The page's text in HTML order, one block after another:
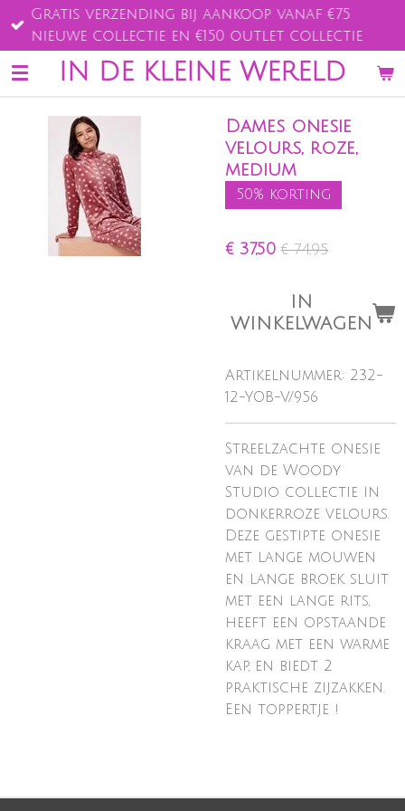
Ga
direct
naar
de
IN DE KLEINE WERELD
Gratis verzending bij aankoop vanaf €75
nieuwe collectie en €150 outlet collectie
Dames onesie
velours, roze,
medium
50% korting
€ 37,50 € 74,95
IN
WINKELWAGEN
Artikelnummer: 232-
12-YOB-V/956
Streelzachte onesie
van de Woody
Studio collectie in
donkerroze velours.
Deze gestipte onesie
met lange mouwen
en lange broek sluit
met een lange rits,
heeft een opstaande
kraag met een warme
kap, en biedt 2
praktische zijzakken.
Een toppertje !